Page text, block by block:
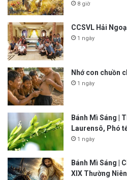
8 giờ
CCSVL Hải
1 ngày
Nhớ con chuồn
1 ngày
Bánh Mì Sáng |
Laurensô, Phó
1 ngày
Bánh Mì Sáng |
XIX Thường Niên